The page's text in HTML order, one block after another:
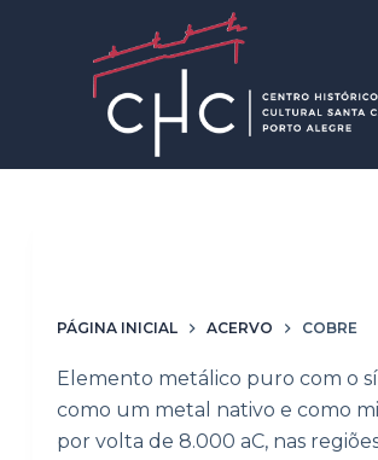
PÁGINA INICIAL ACERVO COBRE
Elemento metálico puro com o
como um metal nativo e como
por volta de 8.000 aC, nas